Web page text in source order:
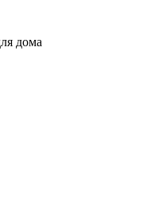
дома